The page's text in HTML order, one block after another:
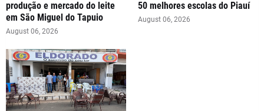
produção e mercado do leite
em São Miguel do Tapuio
August 06, 2026
50 melhores escolas do Piauí
August 06, 2026